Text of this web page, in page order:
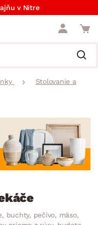
v Nitre
Stolovanie a
buchty, pečivo, mäso,